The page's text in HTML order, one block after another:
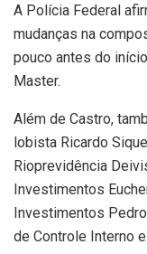
A Polícia Federal
mudanças na
pouco antes do
Master.
Além de Castro,
lobista Ricardo
Rioprevidência
Investimentos
Investimentos
de Controle Interno